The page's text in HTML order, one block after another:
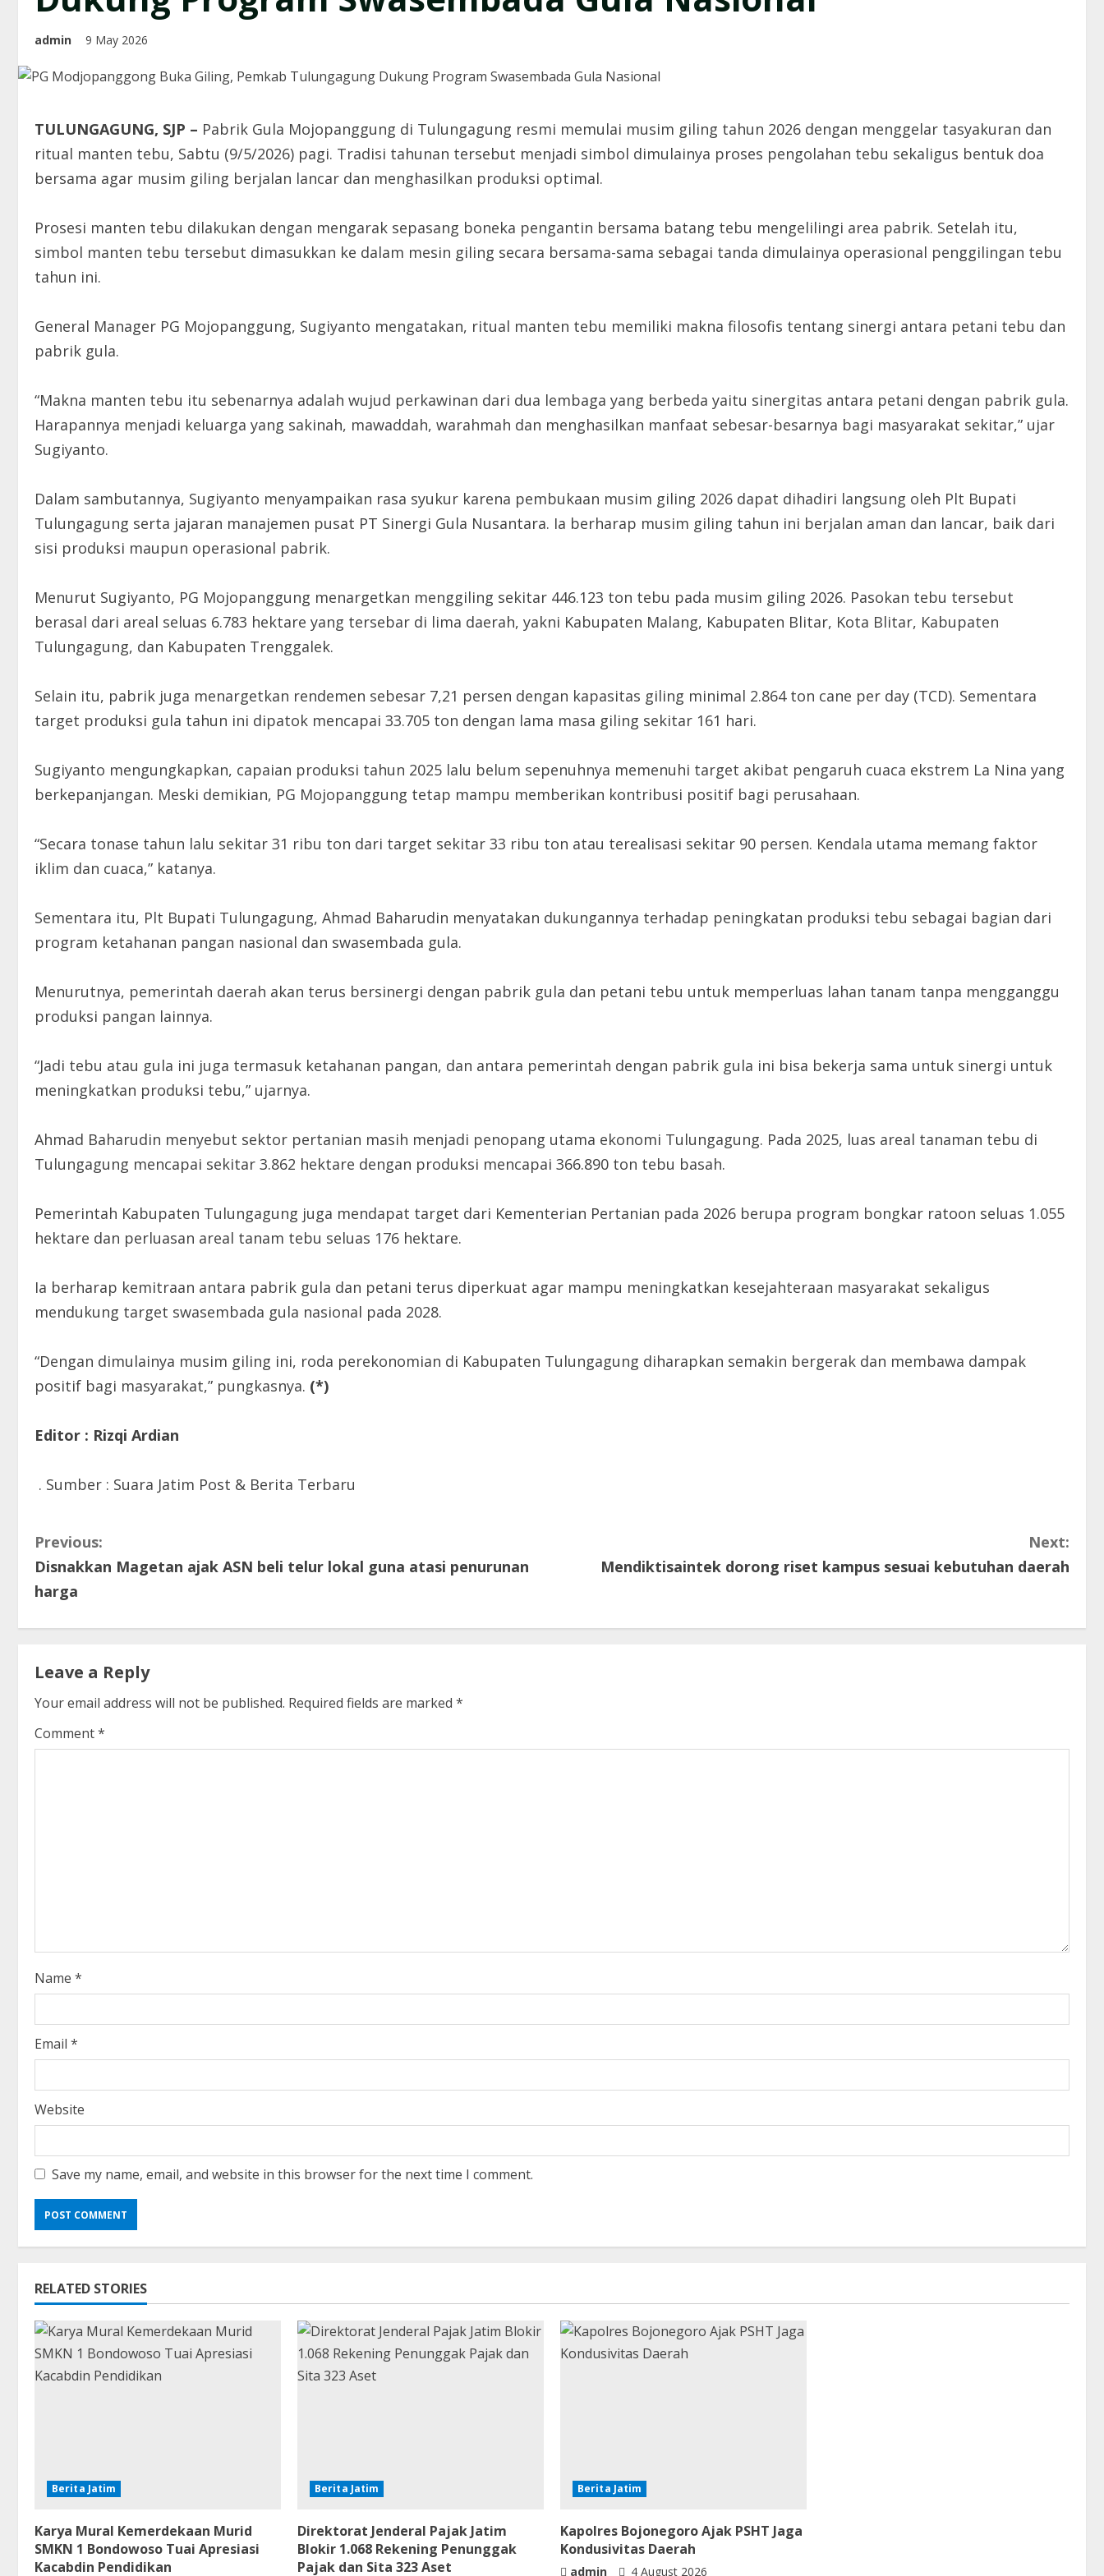
admin 9 May 2026
TULUNGAGUNG, SJP – Pabrik Gula Mojopanggung di Tulungagung resmi memulai musim giling tahun 2026 dengan menggelar tasyakuran dan
ritual manten tebu, Sabtu (9/5/2026) pagi. Tradisi tahunan tersebut menjadi simbol dimulainya proses pengolahan tebu sekaligus bentuk doa
bersama agar musim giling berjalan lancar dan menghasilkan produksi optimal.
Prosesi manten tebu dilakukan dengan mengarak sepasang boneka pengantin bersama batang tebu mengelilingi area pabrik. Setelah itu,
simbol manten tebu tersebut dimasukkan ke dalam mesin giling secara bersama-sama sebagai tanda dimulainya operasional penggilingan tebu
tahun ini.
General Manager PG Mojopanggung, Sugiyanto mengatakan, ritual manten tebu memiliki makna filosofis tentang sinergi antara petani tebu dan
pabrik gula.
“Makna manten tebu itu sebenarnya adalah wujud perkawinan dari dua lembaga yang berbeda yaitu sinergitas antara petani dengan pabrik gula.
Harapannya menjadi keluarga yang sakinah, mawaddah, warahmah dan menghasilkan manfaat sebesar-besarnya bagi masyarakat sekitar,” ujar
Sugiyanto.
Dalam sambutannya, Sugiyanto menyampaikan rasa syukur karena pembukaan musim giling 2026 dapat dihadiri langsung oleh Plt Bupati
Tulungagung serta jajaran manajemen pusat PT Sinergi Gula Nusantara. Ia berharap musim giling tahun ini berjalan aman dan lancar, baik dari
sisi produksi maupun operasional pabrik.
Menurut Sugiyanto, PG Mojopanggung menargetkan menggiling sekitar 446.123 ton tebu pada musim giling 2026. Pasokan tebu tersebut
berasal dari areal seluas 6.783 hektare yang tersebar di lima daerah, yakni Kabupaten Malang, Kabupaten Blitar, Kota Blitar, Kabupaten
Tulungagung, dan Kabupaten Trenggalek.
Selain itu, pabrik juga menargetkan rendemen sebesar 7,21 persen dengan kapasitas giling minimal 2.864 ton cane per day (TCD). Sementara
target produksi gula tahun ini dipatok mencapai 33.705 ton dengan lama masa giling sekitar 161 hari.
Sugiyanto mengungkapkan, capaian produksi tahun 2025 lalu belum sepenuhnya memenuhi target akibat pengaruh cuaca ekstrem La Nina yang
berkepanjangan. Meski demikian, PG Mojopanggung tetap mampu memberikan kontribusi positif bagi perusahaan.
“Secara tonase tahun lalu sekitar 31 ribu ton dari target sekitar 33 ribu ton atau terealisasi sekitar 90 persen. Kendala utama memang faktor
iklim dan cuaca,” katanya.
Sementara itu, Plt Bupati Tulungagung, Ahmad Baharudin menyatakan dukungannya terhadap peningkatan produksi tebu sebagai bagian dari
program ketahanan pangan nasional dan swasembada gula.
Menurutnya, pemerintah daerah akan terus bersinergi dengan pabrik gula dan petani tebu untuk memperluas lahan tanam tanpa mengganggu
produksi pangan lainnya.
“Jadi tebu atau gula ini juga termasuk ketahanan pangan, dan antara pemerintah dengan pabrik gula ini bisa bekerja sama untuk sinergi untuk
meningkatkan produksi tebu,” ujarnya.
Ahmad Baharudin menyebut sektor pertanian masih menjadi penopang utama ekonomi Tulungagung. Pada 2025, luas areal tanaman tebu di
Tulungagung mencapai sekitar 3.862 hektare dengan produksi mencapai 366.890 ton tebu basah.
Pemerintah Kabupaten Tulungagung juga mendapat target dari Kementerian Pertanian pada 2026 berupa program bongkar ratoon seluas 1.055
hektare dan perluasan areal tanam tebu seluas 176 hektare.
Ia berharap kemitraan antara pabrik gula dan petani terus diperkuat agar mampu meningkatkan kesejahteraan masyarakat sekaligus
mendukung target swasembada gula nasional pada 2028.
“Dengan dimulainya musim giling ini, roda perekonomian di Kabupaten Tulungagung diharapkan semakin bergerak dan membawa dampak
positif bagi masyarakat,” pungkasnya. (*)
Editor : Rizqi Ardian
. Sumber : Suara Jatim Post & Berita Terbaru
C
o
i
n
u
i
n
g
Previous:
Disnakkan Magetan ajak ASN beli telur lokal guna atasi penurunan
harga
Next:
Mendiktisaintek dorong riset kampus sesuai kebutuhan daerah
Leave a Reply
Your email address will not be published. Required fields are marked *
Comment*
Name *
Email *
Website
Save my name, email, and website in this browser for the next time I comment.
RELATED STORIES
Berita Jatim
Karya Mural Kemerdekaan Murid
SMKN 1 Bondowoso Tuai Apresiasi
Kacabdin Pendidikan
Berita Jatim
Direktorat Jenderal Pajak Jatim
Blokir 1.068 Rekening Penunggak
Pajak dan Sita 323 Aset
Berita Jatim
Kapolres Bojonegoro Ajak PSHT Jaga
Kondusivitas Daerah
admin 4 August 2026